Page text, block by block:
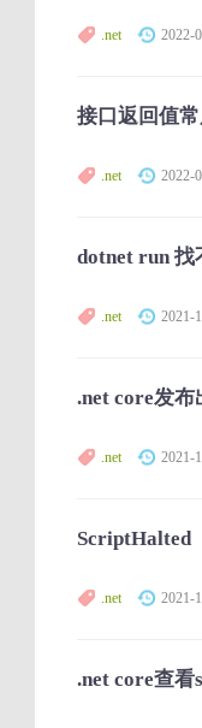
.net 2022-
接口返回值
.net 2022-
dotnet run 找
.net 2021-
.net core发
.net 2021-
ScriptHalted
.net 2021-
.net core查